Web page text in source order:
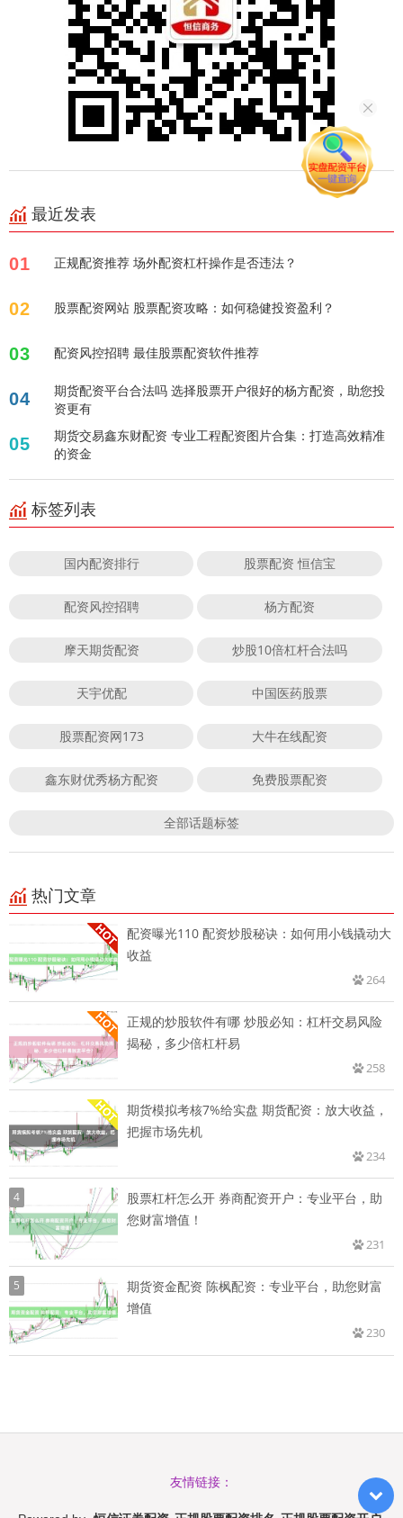
最近发表
01 正规配资推荐 场外配资杠杆操作是否违法？
02 股票配资网站 股票配资攻略：如何稳健投资盈利？
03 配资风控招聘 最佳股票配资软件推荐
04
期货配资平台合法吗 选择股票开户很好的杨方配资，助您投
资更有
05
期货交易鑫东财配资 专业工程配资图片合集：打造高效精准
的资金
标签列表
国内配资排行 股票配资 恒信宝
配资风控招聘 杨方配资
摩天期货配资 炒股10倍杠杆合法吗
天宇优配 中国医药股票
股票配资网173 大牛在线配资
鑫东财优秀杨方配资 免费股票配资
全部话题标签
热门文章
配资曝光110 配资炒股秘诀：如何用小钱撬动大
收益
264
正规的炒股软件有哪 炒股必知：杠杆交易风险
揭秘，多少倍杠杆易
258
期货模拟考核7%给实盘 期货配资：放大收益，
把握市场先机
234
4
股票杠杆怎么开 券商配资开户：专业平台，助
您财富增值！
231
5
期货资金配资 陈枫配资：专业平台，助您财富
增值
230
友情链接：